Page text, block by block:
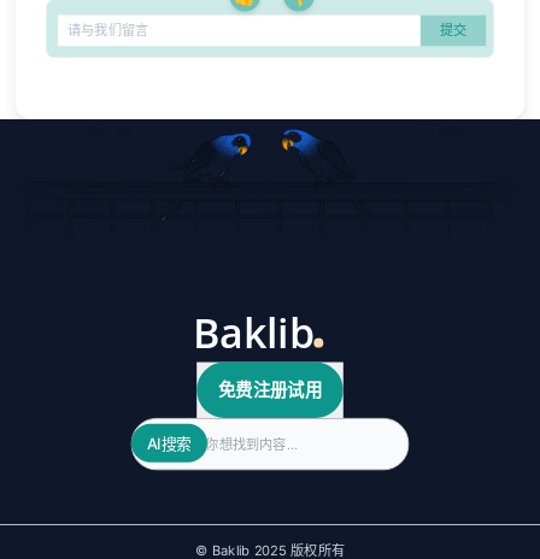
免费注册试用
Search
AI搜索
© Baklib 2025 版权所有